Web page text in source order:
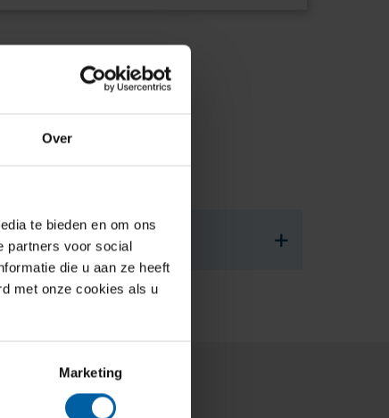
Over
te bieden en om ons
partners voor social
die u aan ze heeft
met onze cookies als u
Marketing